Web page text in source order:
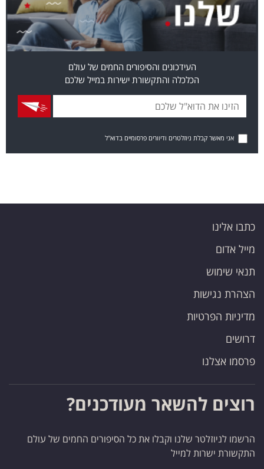
העידכונים והסיפורים החמים של עולם
הכלכלה והתקשורת ישירות במייל שלכם
אני מאשר קבלת ניוזלטרים ודיוורים פרסומיים בדוא"ל
כתבו אלינו
מייל אדום
תנאי שימוש
הצהרת נגישות
מדיניות הפרטיות
דרושים
פרסמו אצלנו
רוצים להשאר מעודכנים?
הרשמו לניוזלטר שלנו וקבלו את כל הסיפורים החמים של עולם
התקשורת ישרות למייל